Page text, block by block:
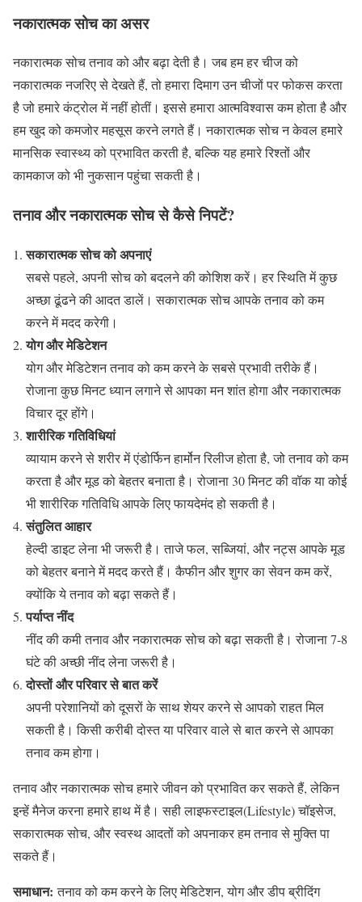
नकारात्मक सोच का असर
नकारात्मक सोच तनाव को और बढ़ा देती है। जब हम हर चीज को
नकारात्मक नजरिए से देखते हैं, तो हमारा दिमाग उन चीजों पर फोकस करता
है जो हमारे कंट्रोल में नहीं होतीं। इससे हमारा आत्मविश्वास कम होता है और
हम खुद को कमजोर महसूस करने लगते हैं। नकारात्मक सोच न केवल हमारे
मानसिक स्वास्थ्य को प्रभावित करती है, बल्कि यह हमारे रिश्तों और
कामकाज को भी नुकसान पहुंचा सकती है।
तनाव और नकारात्मक सोच से कैसे निपटें?
सकारात्मक सोच को अपनाएं
सबसे पहले, अपनी सोच को बदलने की कोशिश करें। हर स्थिति में कुछ
अच्छा ढूंढने की आदत डालें। सकारात्मक सोच आपके तनाव को कम
करने में मदद करेगी।
योग और मेडिटेशन
योग और मेडिटेशन तनाव को कम करने के सबसे प्रभावी तरीके हैं।
रोजाना कुछ मिनट ध्यान लगाने से आपका मन शांत होगा और नकारात्मक
विचार दूर होंगे।
शारीरिक गतिविधियां
व्यायाम करने से शरीर में एंडोर्फिन हार्मोन रिलीज होता है, जो तनाव को कम
करता है और मूड को बेहतर बनाता है। रोजाना 30 मिनट की वॉक या कोई
भी शारीरिक गतिविधि आपके लिए फायदेमंद हो सकती है।
संतुलित आहार
हेल्दी डाइट लेना भी जरूरी है। ताजे फल, सब्जियां, और नट्स आपके मूड
को बेहतर बनाने में मदद करते हैं। कैफीन और शुगर का सेवन कम करें,
क्योंकि ये तनाव को बढ़ा सकते हैं।
पर्याप्त नींद
नींद की कमी तनाव और नकारात्मक सोच को बढ़ा सकती है। रोजाना 7-8
घंटे की अच्छी नींद लेना जरूरी है।
दोस्तों और परिवार से बात करें
अपनी परेशानियों को दूसरों के साथ शेयर करने से आपको राहत मिल
सकती है। किसी करीबी दोस्त या परिवार वाले से बात करने से आपका
तनाव कम होगा।
तनाव और नकारात्मक सोच हमारे जीवन को प्रभावित कर सकते हैं, लेकिन
इन्हें मैनेज करना हमारे हाथ में है। सही लाइफस्टाइल(Lifestyle) चॉइसेज,
सकारात्मक सोच, और स्वस्थ आदतों को अपनाकर हम तनाव से मुक्ति पा
सकते हैं।
समाधान: तनाव को कम करने के लिए मेडिटेशन, योग और डीप ब्रीदिंग